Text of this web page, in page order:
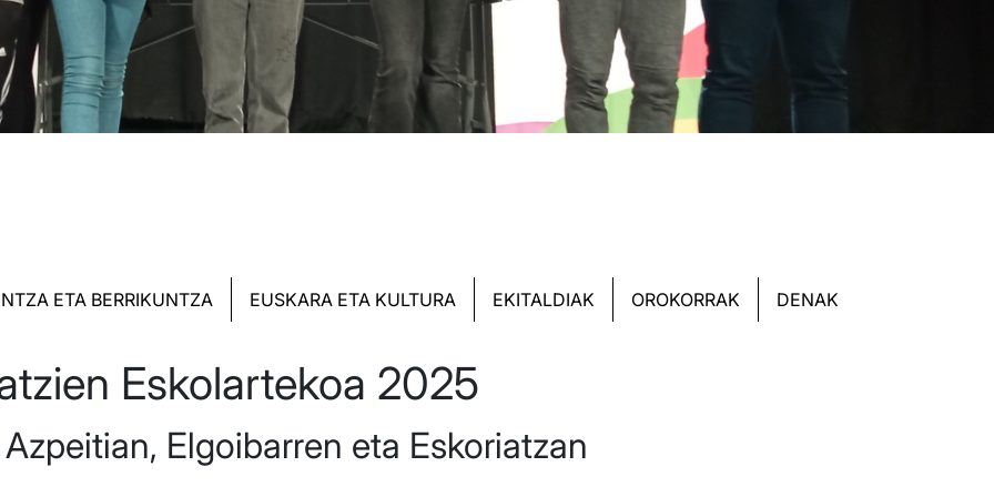
ETA BERRIKUNTZA EUSKARA ETA KULTURA EKITALDIAK OROKORRAK DENAK
Eskolartekoa 2025
Elgoibarren eta Eskoriatzan